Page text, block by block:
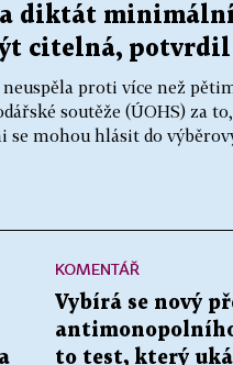
diktát
citelná, potvrdil
proti více než
soutěže (ÚOHS) za
mohou hlásit do
KOMENTÁŘ
Vybírá se nový
to test, který